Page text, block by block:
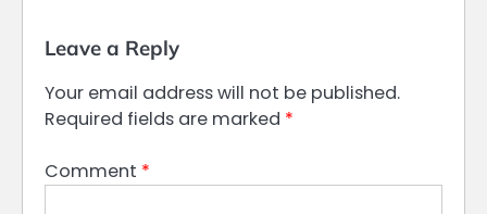
Leave a Reply
Your email address will not be published.
Required fields are marked *
Comment *